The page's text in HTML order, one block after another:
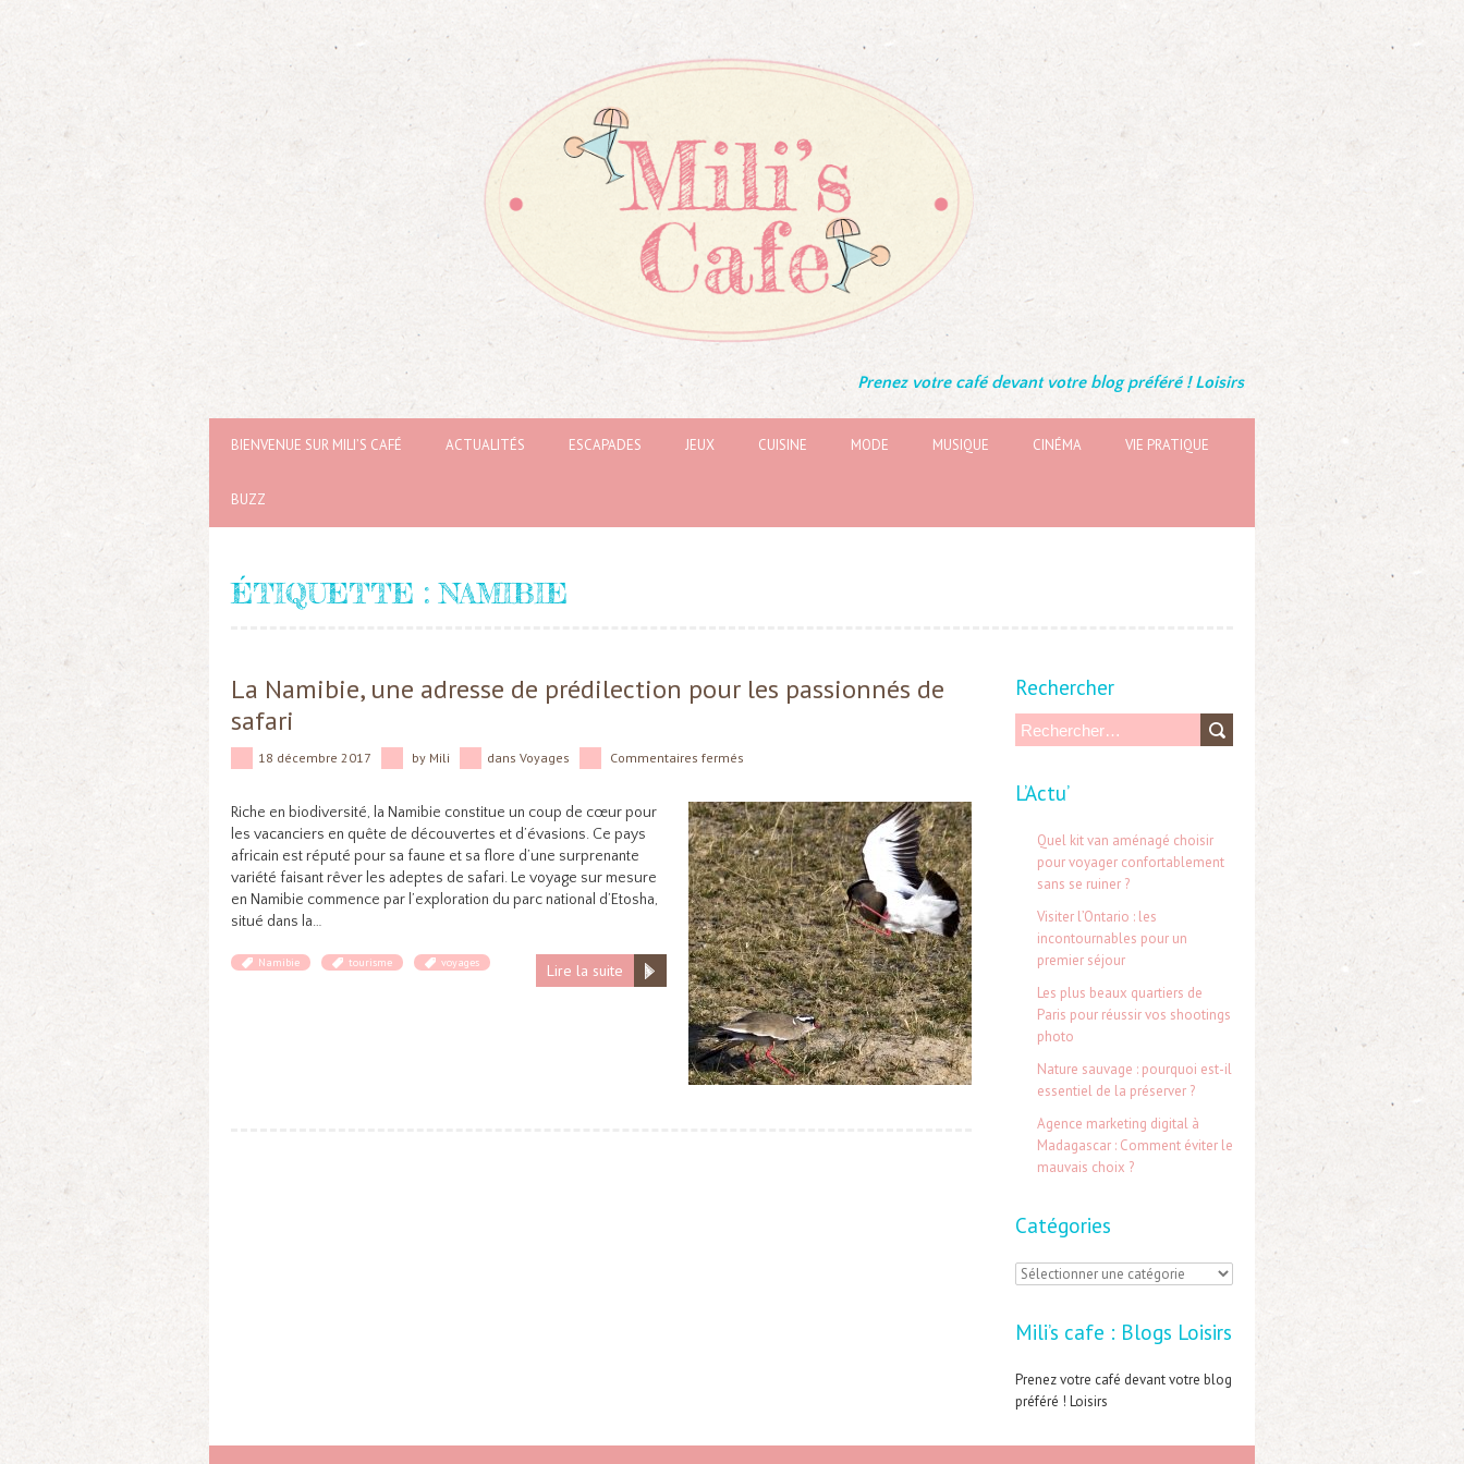
Prenez votre café devant votre blog préféré ! Loisirs
BIENVENUE SUR MILI’S CAFÉ ACTUALITÉS ESCAPADES JEUX CUISINE MODE MUSIQUE CINÉMA VIE PRATIQUE
BUZZ
ÉTIQUETTE :NAMIBIE
La Namibie, une adresse de prédilection pour les passionnés de
safari
18 décembre 2017 by Mili dans Voyages Commentaires fermés
Riche en biodiversité, la Namibie constitue un coup de cœur pour
les vacanciers en quête de découvertes et d’évasions. Ce pays
africain est réputé pour sa faune et sa flore d’une surprenante
variété faisant rêver les adeptes de safari. Le voyage sur mesure
en Namibie commence par l’exploration du parc national d’Etosha,
situé dans la…
Lire la suite
Namibie tourisme voyages
Rechercher
L’Actu’
Quel kit van aménagé choisir
pour voyager confortablement
sans se ruiner ?
Visiter l’Ontario : les
incontournables pour un
premier séjour
Les plus beaux quartiers de
Paris pour réussir vos shootings
photo
Nature sauvage : pourquoi est-il
essentiel de la préserver ?
Agence marketing digital à
Madagascar : Comment éviter le
mauvais choix ?
Catégories
C
t
é
g
o
Mili’s cafe : Blogs Loisirs
Prenez votre café devant votre blog
préféré ! Loisirs